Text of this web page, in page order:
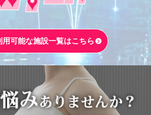
用可能な施設一覧はこちら